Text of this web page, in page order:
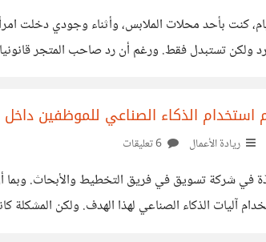
كنت بأحد محلات الملابس، وأثناء وجودي دخلت
ولكن تستبدل فقط. ورغم أن رد صاحب المتجر
الذكاء الصناعي للموظفين داخل
ريادة الأعمال
في شركة تسويق في فريق التخطيط والأبحاث. وبما
آليات الذكاء الصناعي لهذا الهدف. ولكن